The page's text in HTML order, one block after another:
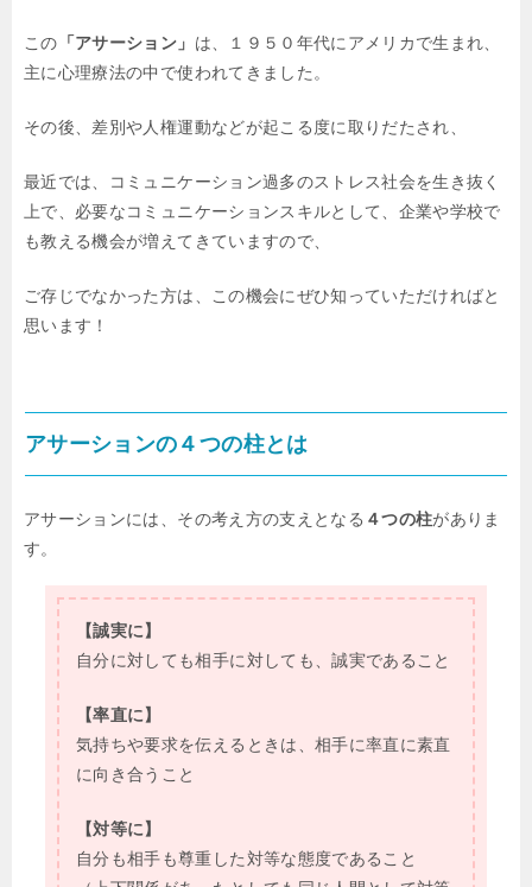
この 「アサーション」 は、１９５０年代にアメリカで生まれ、
主に心理療法の中で使われてきました。
その後、差別や人権運動などが起こる度に取りだたされ、
最近では、コミュニケーション過多のストレス社会を生き抜く
上で、必要なコミュニケーションスキルとして、企業や学校で
も教える機会が増えてきていますので、
ご存じでなかった方は、この機会にぜひ知っていただければと
思います！
アサーションの４つの柱とは
アサーションには、その考え方の支えとなる ４つの柱がありま
す。
【誠実に】
自分に対しても相手に対しても、誠実であること
【率直に】
気持ちや要求を伝えるときは、相手に率直に素直
に向き合うこと
【対等に】
自分も相手も尊重した対等な態度であること